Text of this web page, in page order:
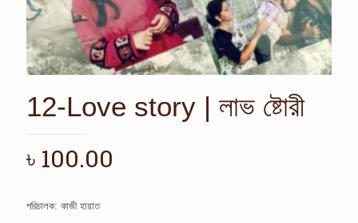
12-Love story | লাভ ষ্টোরী
৳ 100.00
পরিচালক: কাজী হায়াত